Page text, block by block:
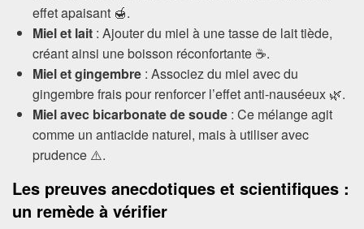
effet apaisant 🍯.
Miel et lait : Ajouter du miel à une tasse de lait tiède,
créant ainsi une boisson réconfortante ☕.
Miel et gingembre : Associez du miel avec du
gingembre frais pour renforcer l’effet anti-nauséeux 🌿.
Miel avec bicarbonate de soude : Ce mélange agit
comme un antiacide naturel, mais à utiliser avec
prudence ⚠️.
Les preuves anecdotiques et scientifiques :
un remède à vérifier